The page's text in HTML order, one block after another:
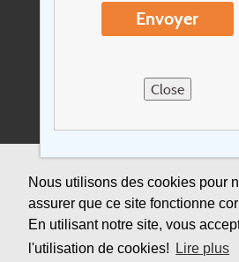
Nous utilisons des cookies pour
assurer que ce site fonctionne
En utilisant notre site, vous
l'utilisation de cookies!
Lire plus
Envoyer
Close
Conditions de
Sitemap
Assurance